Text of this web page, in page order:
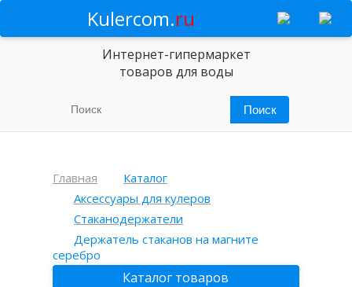
Kulercom.ru
Интернет-гипермаркет
товаров для воды
Главная
Каталог
Аксессуары для кулеров
Стаканодержатели
Держатель стаканов на магните
серебро
Каталог товаров